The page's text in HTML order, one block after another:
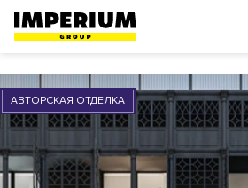
АВТОРСКАЯ ОТДЕЛКА